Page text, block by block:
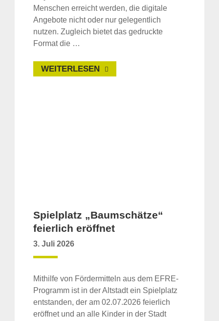
Menschen erreicht werden, die digitale
Angebote nicht oder nur gelegentlich
nutzen. Zugleich bietet das gedruckte
Format die …
WEITERLESEN
Spielplatz „Baumschätze“
feierlich eröffnet
3. Juli 2026
Mithilfe von Fördermitteln aus dem EFRE-
Programm ist in der Altstadt ein Spielplatz
entstanden, der am 02.07.2026 feierlich
eröffnet und an alle Kinder in der Stadt